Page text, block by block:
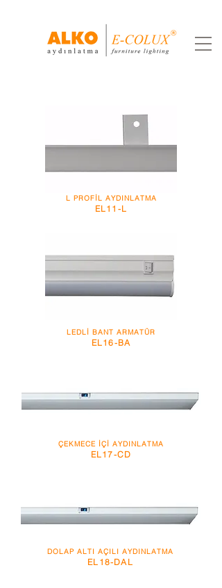
L PROFİL AYDINLATMA
EL11-L
LEDLİ BANT ARMATÜR
EL16-BA
ÇEKMECE İÇİ AYDINLATMA
EL17-CD
DOLAP ALTI AÇILI AYDINLATMA
EL18-DAL